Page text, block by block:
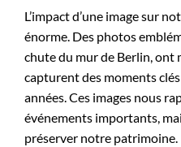
L’impact d’une image sur
énorme. Des photos
chute du mur de Berlin, ont
capturent des moments
années. Ces images nous
événements importants,
préserver notre patrimoine.